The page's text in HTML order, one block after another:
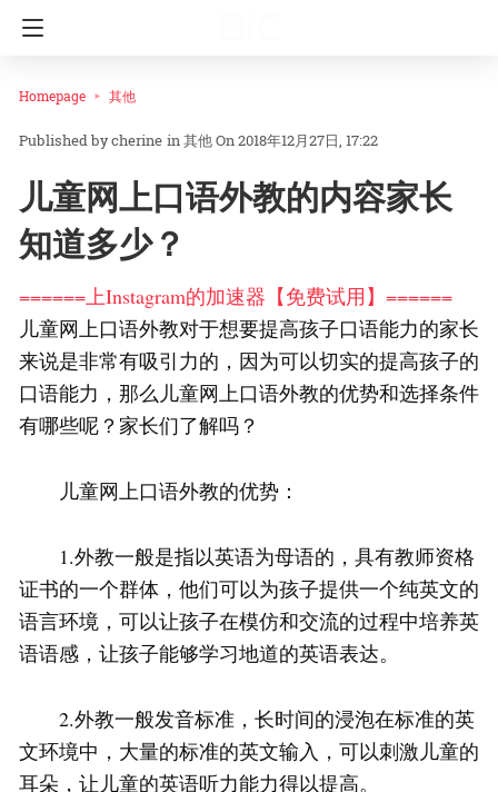
Homepage 其他
cherine in其他On 2018年12月27日, 17:22
儿童网上口语外教的内容家长
知道多少？
======上Instagram的加速器【免费试用】======
儿童网上口语外教对于想要提高孩子口语能力的家长
来说是非常有吸引力的，因为可以切实的提高孩子的
口语能力，那么儿童网上口语外教的优势和选择条件
有哪些呢？家长们了解吗？
儿童网上口语外教的优势：
1.外教一般是指以英语为母语的，具有教师资格
证书的一个群体，他们可以为孩子提供一个纯英文的
语言环境，可以让孩子在模仿和交流的过程中培养英
语语感，让孩子能够学习地道的英语表达。
2.外教一般发音标准，长时间的浸泡在标准的英
文环境中，大量的标准的英文输入，可以刺激儿童的
耳朵，让儿童的英语听力能力得以提高。